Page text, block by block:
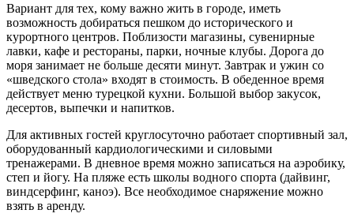
Вариант для тех, кому важно жить в городе, иметь
возможность добираться пешком до исторического и
курортного центров. Поблизости магазины, сувенирные
лавки, кафе и рестораны, парки, ночные клубы. Дорога до
моря занимает не больше десяти минут. Завтрак и ужин со
«шведского стола» входят в стоимость. В обеденное время
действует меню турецкой кухни. Большой выбор закусок,
десертов, выпечки и напитков.
Для активных гостей круглосуточно работает спортивный зал,
оборудованный кардиологическими и силовыми
тренажерами. В дневное время можно записаться на аэробику,
степ и йогу. На пляже есть школы водного спорта (дайвинг,
виндсерфинг, каноэ). Все необходимое снаряжение можно
взять в аренду.